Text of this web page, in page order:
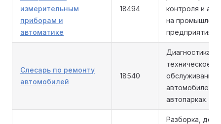
измерительным
приборам и
автоматике
18494
контроля и
на
предприятиях.
Слесарь по ремонту
автомобилей
18540
Диагностика,
техническое
обслуживание
автомобилей
автопарках.
Разборка,